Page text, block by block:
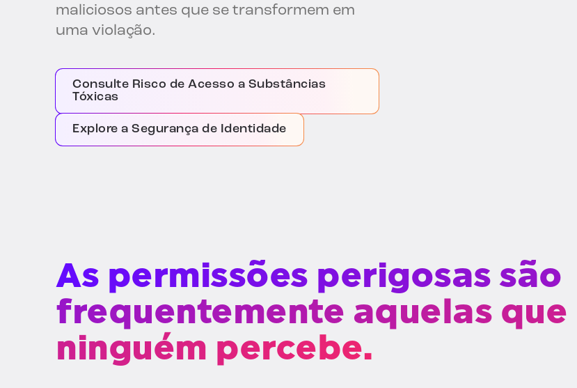
maliciosos antes que se transformem em
uma violação.
Consulte Risco de Acesso a Substâncias
Tóxicas
Explore a Segurança de Identidade
As permissões perigosas são
frequentemente aquelas que
ninguém percebe.